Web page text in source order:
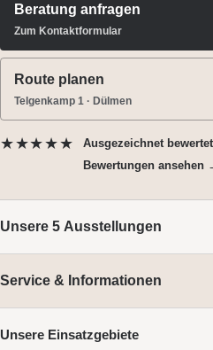
Beratung anfragen
Zum Kontaktformular
Route planen
Telgenkamp 1 · Dülmen
★★★★★ Ausgezeichnet bewertet
Bewertungen ansehen
Unsere 5 Ausstellungen
Service & Informationen
Unsere Einsatzgebiete